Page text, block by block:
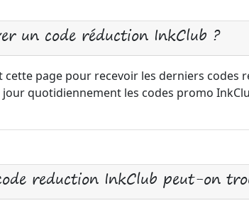
un code réduction InkClub ?
page pour recevoir les derniers codes
quotidiennement les codes promo
reduction InkClub peut-on